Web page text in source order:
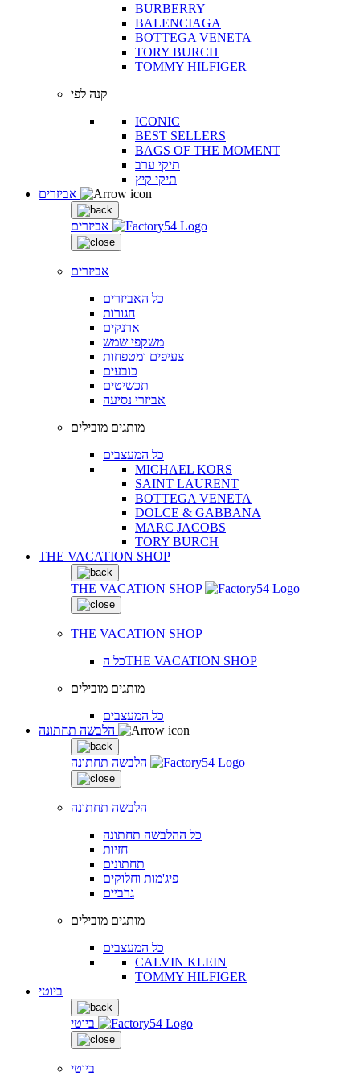
BURBERRY
BALENCIAGA
BOTTEGA VENETA
TORY BURCH
TOMMY HILFIGER
קנה לפי
ICONIC
BEST SELLERS
BAGS OF THE MOMENT
תיקי ערב
תיקי קיץ
אביזרים
אביזרים
כל האביזרים
חגורות
ארנקים
משקפי שמש
צעיפים ומטפחות
כובעים
תכשיטים
אביזרי נסיעה
מותגים מובילים
כל המעצבים
MICHAEL KORS
SAINT LAURENT
BOTTEGA VENETA
DOLCE & GABBANA
MARC JACOBS
TORY BURCH
THE VACATION SHOP
THE VACATION SHOP
THE VACATION SHOP
כל הTHE VACATION SHOP
מותגים מובילים
כל המעצבים
הלבשה תחתונה
הלבשה תחתונה
כל ההלבשה תחתונה
חזיות
תחתונים
פיג'מות וחלוקים
גרביים
מותגים מובילים
כל המעצבים
CALVIN KLEIN
TOMMY HILFIGER
ביוטי
ביוטי
ביוטי